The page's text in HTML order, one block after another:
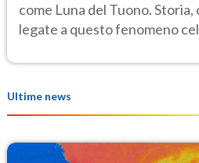
come Luna del Tuono.
legate a questo fenomeno
Ultime news